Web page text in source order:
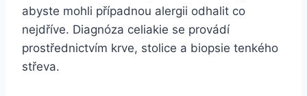
abyste mohli případnou alergii odhalit co
nejdříve. Diagnóza celiakie se provádí
prostřednictvím krve, stolice a biopsie tenkého
střeva.